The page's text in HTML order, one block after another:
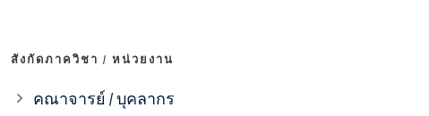
สังกัดภาควิชา / หน่วยงาน
คณาจารย์ / บุคลากร